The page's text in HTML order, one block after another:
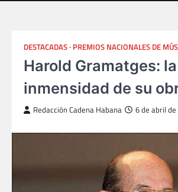
DESTACADAS PREMIOS NACIONALES DE
Harold Gramatges: la
inmensidad de su
Redacción Cadena Habana 6 de abril